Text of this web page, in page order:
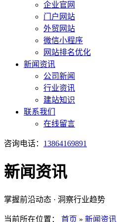
企业官网
门户网站
外贸网站
微信小程序
网站排名优化
新闻资讯
公司新闻
行业资讯
建站知识
联系我们
在线留言
咨询电话： 13864169891
新闻资讯
掌握前沿动态 · 洞察行业趋势
当前所在位置： 首页 » 新闻资讯